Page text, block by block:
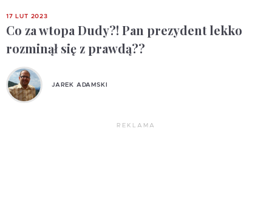
17 LUT 2023
Co za wtopa Dudy?! Pan prezydent lekko
rozminął się z prawdą??
JAREK ADAMSKI
REKLAMA